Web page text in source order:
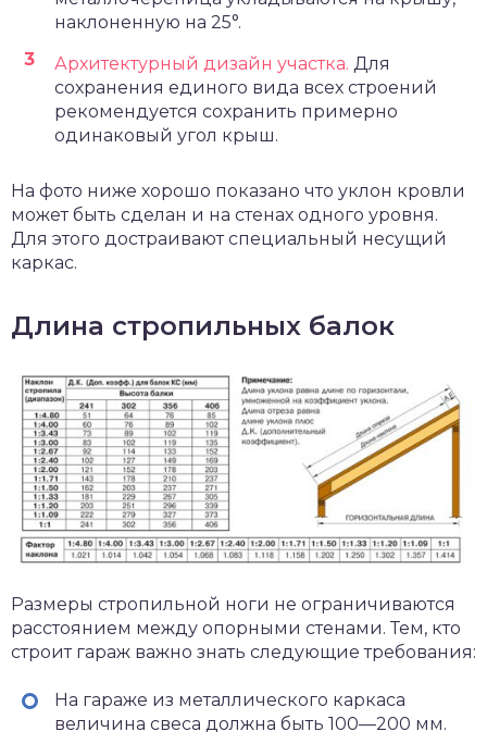
наклоненную на 25°.
Архитектурный дизайн участка. Для
сохранения единого вида всех строений
рекомендуется сохранить примерно
одинаковый угол крыш.
На фото ниже хорошо показано что уклон кровли
может быть сделан и на стенах одного уровня.
Для этого достраивают специальный несущий
каркас.
Длина стропильных балок
Размеры стропильной ноги не ограничиваются
расстоянием между опорными стенами. Тем, кто
строит гараж важно знать следующие требования:
На гараже из металлического каркаса
величина свеса должна быть 100—200 мм.